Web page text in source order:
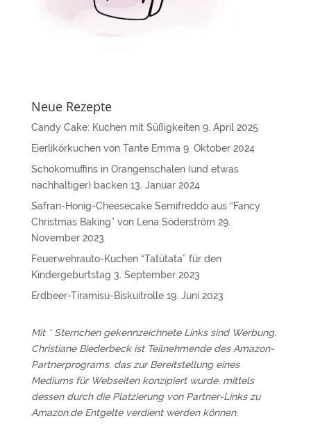
Neue Rezepte
Candy Cake: Kuchen mit Süßigkeiten 9. April 2025
Eierlikörkuchen von Tante Emma 9. Oktober 2024
Schokomuffins in Orangenschalen (und etwas
nachhaltiger) backen 13. Januar 2024
Safran-Honig-Cheesecake Semifreddo aus “Fancy
Christmas Baking” von Lena Söderström 29.
November 2023
Feuerwehrauto-Kuchen “Tatütata” für den
Kindergeburtstag 3. September 2023
Erdbeer-Tiramisu-Biskuitrolle 19. Juni 2023
Mit * Sternchen gekennzeichnete Links sind Werbung.
Christiane Biederbeck ist Teilnehmende des Amazon-
Partnerprograms, das zur Bereitstellung eines
Mediums für Webseiten konzipiert wurde, mittels
dessen durch die Platzierung von Partner-Links zu
Amazon.de Entgelte verdient werden können.